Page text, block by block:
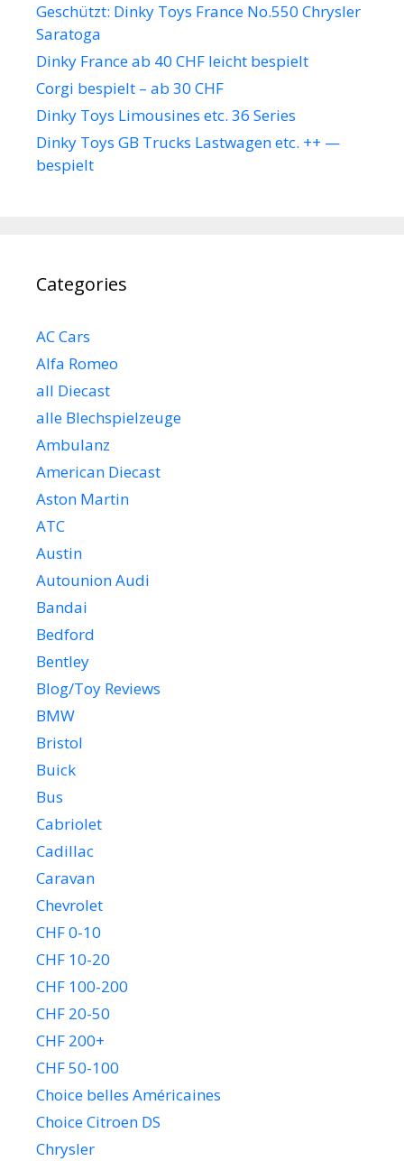
Geschützt: Dinky Toys France No.550 Chrysler
Saratoga
Dinky France ab 40 CHF leicht bespielt
Corgi bespielt – ab 30 CHF
Dinky Toys Limousines etc. 36 Series
Dinky Toys GB Trucks Lastwagen etc. ++ —
bespielt
Categories
AC Cars
Alfa Romeo
all Diecast
alle Blechspielzeuge
Ambulanz
American Diecast
Aston Martin
ATC
Austin
Autounion Audi
Bandai
Bedford
Bentley
Blog/Toy Reviews
BMW
Bristol
Buick
Bus
Cabriolet
Cadillac
Caravan
Chevrolet
CHF 0-10
CHF 10-20
CHF 100-200
CHF 20-50
CHF 200+
CHF 50-100
Choice belles Américaines
Choice Citroen DS
Chrysler